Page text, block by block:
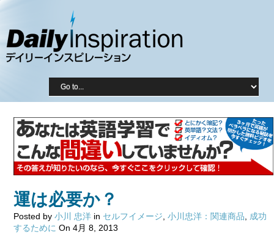
運は必要か？
Posted by 小川 忠洋 in セルフイメージ 小川忠洋：関連商品
成功
するために On 4月 8, 2013